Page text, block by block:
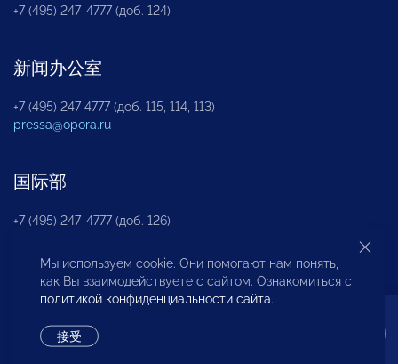
+7 (495) 247-4777 (доб. 124)
新闻办公室
+7 (495) 247 4777 (доб. 115, 114, 113)
pressa@opora.ru
国际部
+7 (495) 247-4777 (доб. 126)
商投权益保护部
Мы используем cookie. Они помогают нам понять,
как Вы взаимодействуете с сайтом. Ознакомиться с
политикой конфиденциальности сайта.
接受